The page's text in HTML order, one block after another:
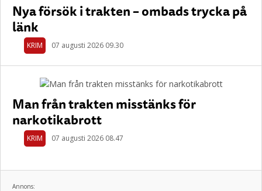
Nya försök i trakten – ombads trycka på
länk
KRIM 07 augusti 2026 09.30
Man från trakten misstänks för
narkotikabrott
KRIM 07 augusti 2026 08.47
Annons: